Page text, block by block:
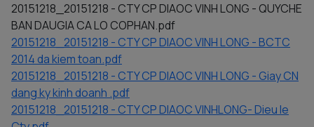
20151218_20151218 - CTY CP DIAOC VINH LONG - QUYCHE
BAN DAUGIA CA LO COPHAN.pdf
20151218_20151218 - CTY CP DIAOC VINH LONG - BCTC
2014 da kiem toan.pdf
20151218_20151218 - CTY CP DIAOC VINH LONG - Giay CN
dang ky kinh doanh .pdf
20151218_20151218 - CTY CP DIAOC VINHLONG- Dieu le